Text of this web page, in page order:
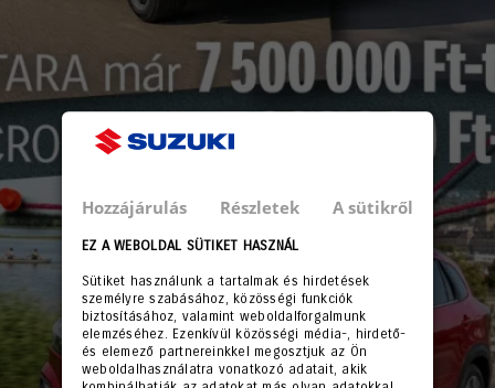
Hozzájárulás Részletek A sütikről
EZ A WEBOLDAL SÜTIKET HASZNÁL
Sütiket használunk a tartalmak és hirdetések
személyre szabásához, közösségi funkciók
biztosításához, valamint weboldalforgalmunk
elemzéséhez. Ezenkívül közösségi média-, hirdető-
és elemező partnereinkkel megosztjuk az Ön
weboldalhasználatra vonatkozó adatait, akik